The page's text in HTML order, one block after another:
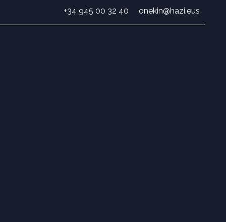
+34 945 00 32 40 onekin@hazi.eus